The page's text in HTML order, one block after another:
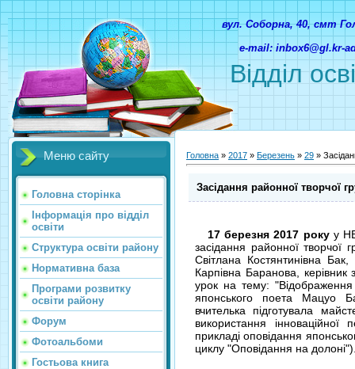
Відділ
вул. Соборна, 40, смт
e-mail: inbox6@gl.kr-
Меню сайту
Головна сторінка
Інформація про відділ
освіти
Структура освіти району
Нормативна база
Програми розвитку
освіти району
Форум
Фотоальбоми
Гостьова книга
Головна » 2017 » Березень » 29 »
Засідання районної творчої
17 березня 2017 рокуу
засідання районної творчої
Світлана Костянтинівна
Карпівна Баранова, керівник
урок на тему:
японського поета Мацуо
вчителька підготувала
використання інноваційної
прикладі оповідання
циклу "Оповідання на